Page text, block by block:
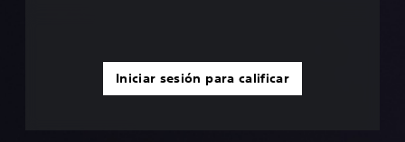
Iniciar sesión para calificar